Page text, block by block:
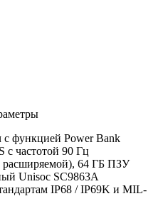
функцией Power Bank
частотой 90 Гц
64 ГБ ПЗУ
Unisoc SC9863A
IP68 / IP69K и MIL-